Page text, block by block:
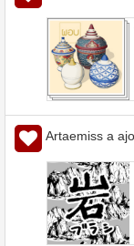
Artaemiss a